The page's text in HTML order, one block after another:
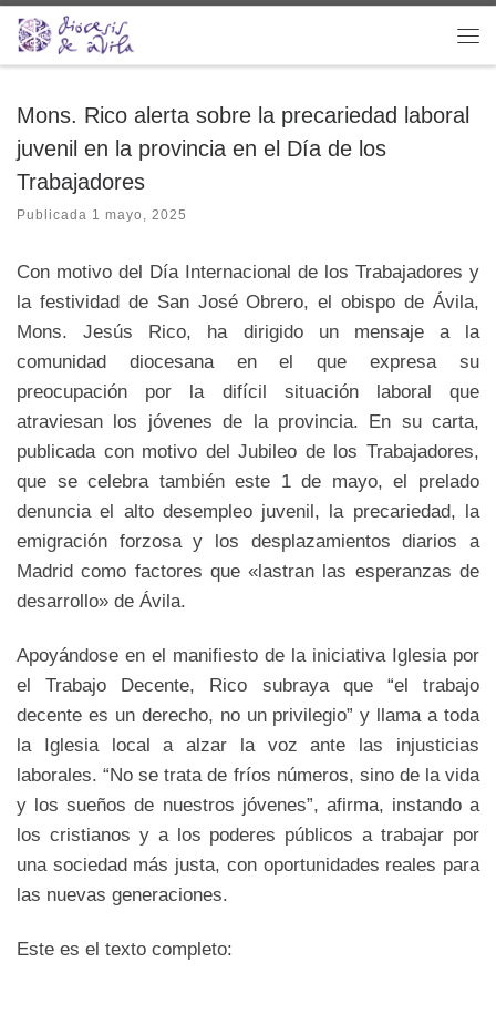
Saltar al contenido
Mons. Rico alerta sobre la precariedad laboral
juvenil en la provincia en el Día de los
Trabajadores
Publicada 1 mayo, 2025
Con motivo del Día Internacional de los Trabajadores y
la festividad de San José Obrero, el obispo de Ávila,
Mons. Jesús Rico, ha dirigido un mensaje a la
comunidad diocesana en el que expresa su
preocupación por la difícil situación laboral que
atraviesan los jóvenes de la provincia. En su carta,
publicada con motivo del Jubileo de los Trabajadores,
que se celebra también este 1 de mayo, el prelado
denuncia el alto desempleo juvenil, la precariedad, la
emigración forzosa y los desplazamientos diarios a
Madrid como factores que «lastran las esperanzas de
desarrollo» de Ávila.
Apoyándose en el manifiesto de la iniciativa Iglesia por
el Trabajo Decente, Rico subraya que “el trabajo
decente es un derecho, no un privilegio” y llama a toda
la Iglesia local a alzar la voz ante las injusticias
laborales. “No se trata de fríos números, sino de la vida
y los sueños de nuestros jóvenes”, afirma, instando a
los cristianos y a los poderes públicos a trabajar por
una sociedad más justa, con oportunidades reales para
las nuevas generaciones.
Este es el texto completo: